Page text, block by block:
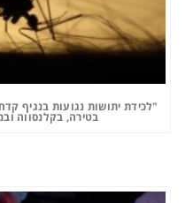
"לכידת יתושות נגועות בנגיף
בטירה, בקלנסווה